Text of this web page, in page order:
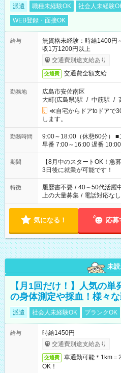
派遣 職種未経験OK 社会人未経験
WEB登録・面接OK
給与
無資格未経験：時給1400
収1万1200円以上
交通費別途支給あり
交通費 交通費全額支給
勤務地
広島市安佐南区
大町(広島県)駅 / 中筋駅 /
≪自宅からドアtoドアで
します。
勤務時間
9:00～18:00（休憩60分） ■ご希望があれば下記シフトもOK！
早番 7:00～16:00 遅番 10:00～
と休みを合わせたい」 「余
「できれば残業はしたくな
ね。 ※Wワーク希望の方へ 今ご覧のお仕事で希望する勤務時間
と、もう1つのお仕事の勤
合は応募できません。
期間
【8月中のスタートOK！
3日後に就業が可能です！
特徴 履歴書不要 / 40～50代活躍
上の大量募集 / 電話対応なし
気になる！ 応募
未読
【月1回だけ！】人気の
の身体測定や採血！様々
派遣 社会人未経験OK ブランクOK
給与
時給1450円
交通費別途支給あり
交通費
車通勤可能＊1km
OK！